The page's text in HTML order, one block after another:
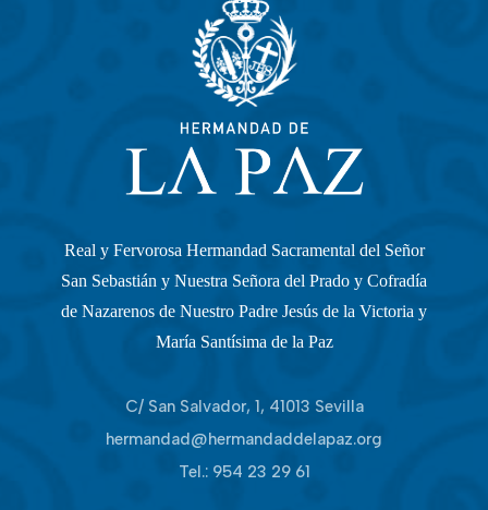
Real y Fervorosa Hermandad Sacramental del Señor
San Sebastián y Nuestra Señora del Prado y Cofradía
de Nazarenos de Nuestro Padre Jesús de la Victoria y
María Santísima de la Paz
C/ San Salvador, 1, 41013 Sevilla
hermandad@hermandaddelapaz.org
Tel.: 954 23 29 61